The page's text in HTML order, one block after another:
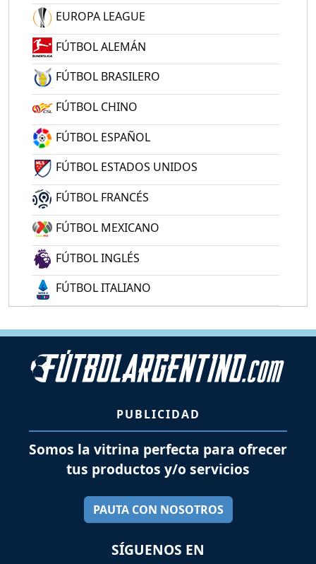
EUROPA LEAGUE
FÚTBOL ALEMÁN
FÚTBOL BRASILERO
FÚTBOL CHINO
FÚTBOL ESPAÑOL
FÚTBOL ESTADOS UNIDOS
FÚTBOL FRANCÉS
FÚTBOL MEXICANO
FÚTBOL INGLÉS
FÚTBOL ITALIANO
PUBLICIDAD
Somos la vitrina perfecta para ofrecer
tus productos y/o servicios
PAUTA CON NOSOTROS
SÍGUENOS EN